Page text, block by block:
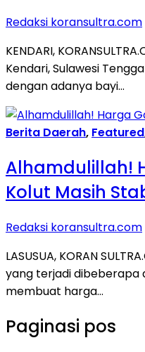
Redaksi koransultra.com
KENDARI,
Kendari, Sulawesi
dengan adanya bayi…
Berita Daerah, Featured
Alhamdulillah!
Kolut Masih
Redaksi koransultra.com
LASUSUA, KORAN
yang terjadi dibeberapa
membuat harga…
Paginasi pos